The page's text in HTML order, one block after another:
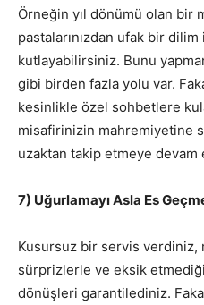
Örneğin yıl dönümü olan bir
pastalarınızdan ufak bir
kutlayabilirsiniz. Bunu
gibi birden fazla yolu var.
kesinlikle özel sohbetlere
misafirinizin mahremiyetine
uzaktan takip etmeye devam
7) Uğurlamayı Asla Es
Kusursuz bir servis verdiniz,
sürprizlerle ve eksik
dönüşleri garantilediniz.